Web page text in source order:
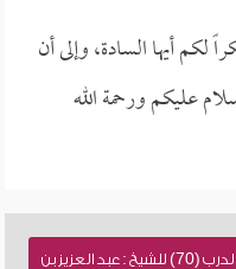
لكم أيها السادة، وإلى أن
عليكم ورحمة الله
نسخة نصية للطباعة , فتاوى نور على الدرب (70) للشيخ : عبد العزيز بن